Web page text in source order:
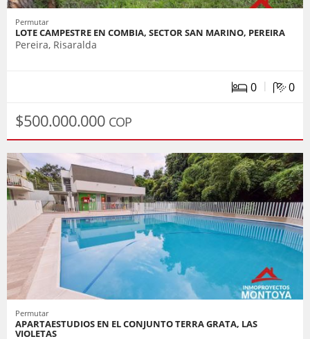
Permutar
LOTE CAMPESTRE EN COMBIA, SECTOR SAN MARINO, PEREIRA
Pereira, Risaralda
0 | 0
$500.000.000 COP
Permutar
APARTAESTUDIOS EN EL CONJUNTO TERRA GRATA, LAS
VIOLETAS